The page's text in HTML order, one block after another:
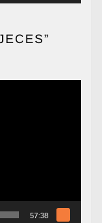
57:38